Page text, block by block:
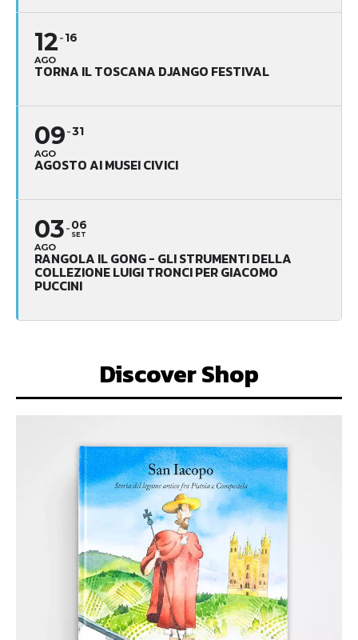
12
AGO
16
TORNA IL TOSCANA DJANGO FESTIVAL
09
AGO
31
AGOSTO AI MUSEI CIVICI
03
AGO
06
SET
RANGOLA IL GONG - GLI STRUMENTI DELLA
COLLEZIONE LUIGI TRONCI PER GIACOMO
PUCCINI
Discover Shop